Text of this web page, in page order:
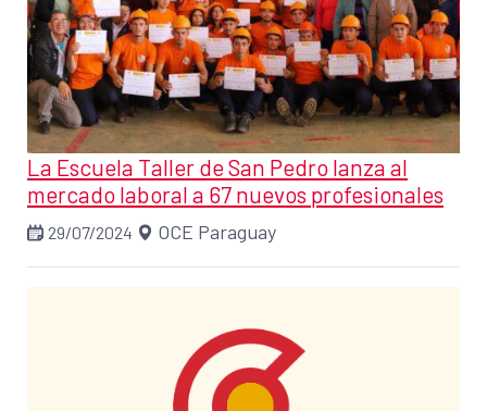
La Escuela Taller de San Pedro lanza al
mercado laboral a 67 nuevos profesionales
29/07/2024 OCE Paraguay